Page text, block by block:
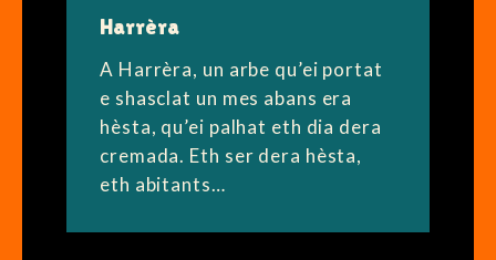
Harrèra
A Harrèra, un arbe qu’ei portat
e shasclat un mes abans era
hèsta, qu’ei palhat eth dia dera
cremada. Eth ser dera hèsta,
eth abitants…